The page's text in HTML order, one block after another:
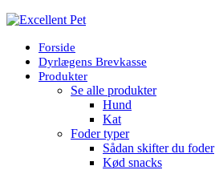
Forside
Dyrlægens Brevkasse
Produkter
Se alle produkter
Hund
Kat
Foder typer
Sådan skifter du foder
Kød snacks